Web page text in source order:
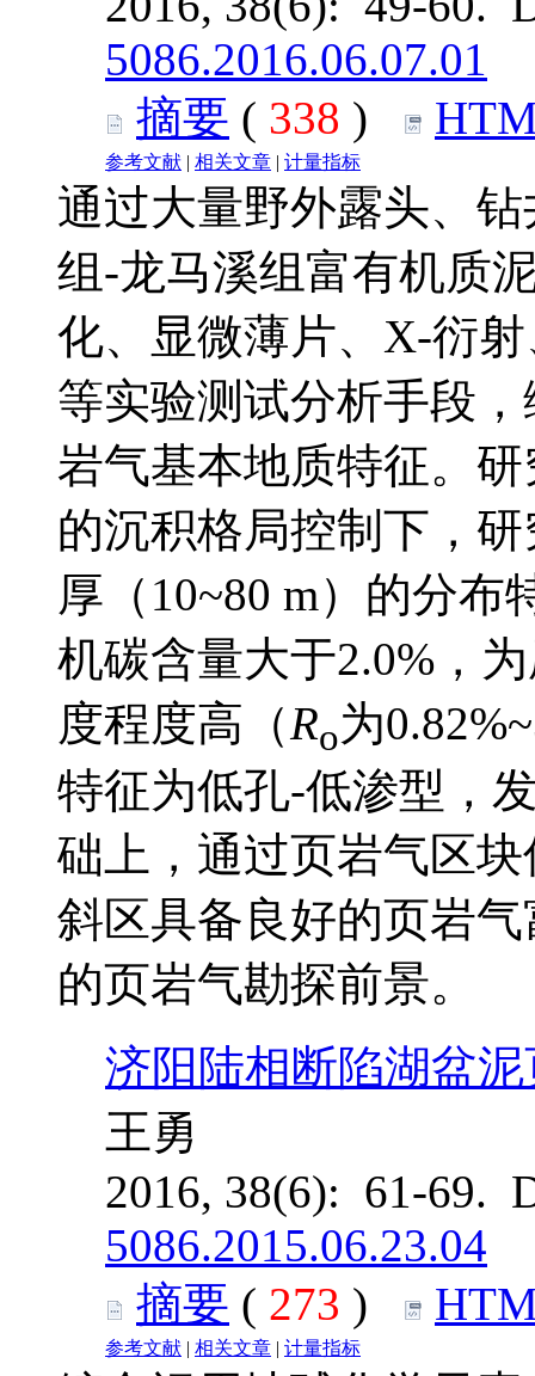
5086.2016.06.07.01
摘要 ( 338 )
参考文献 | 相关文章 | 计量指标
通过大量野外露头、
组-龙马溪组富有机质
化、显微薄片、X-衍
等实验测试分析手段
岩气基本地质特征。
的沉积格局控制下，
厚（10~80 m）的分
机碳含量大于2.0%，
度程度高（ Ro为
特征为低孔-低渗型，
础上，通过页岩气区
斜区具备良好的页岩
的页岩气勘探前景。
济阳陆相断陷湖盆
王勇
2016, 38(6): 61-69.
5086.2015.06.23.04
摘要 ( 273 )
参考文献 | 相关文章 | 计量指标